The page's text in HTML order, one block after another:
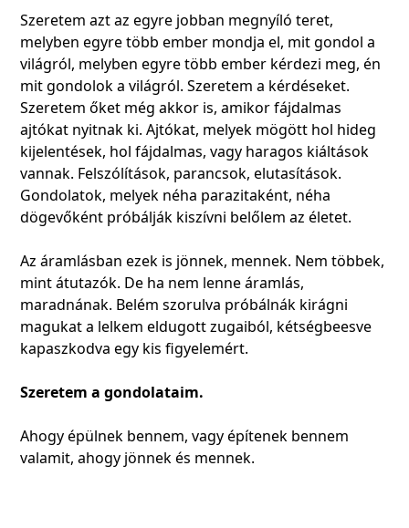
Szeretem azt az egyre jobban megnyíló teret,
melyben egyre több ember mondja el, mit gondol a
világról, melyben egyre több ember kérdezi meg, én
mit gondolok a világról. Szeretem a kérdéseket.
Szeretem őket még akkor is, amikor fájdalmas
ajtókat nyitnak ki. Ajtókat, melyek mögött hol hideg
kijelentések, hol fájdalmas, vagy haragos kiáltások
vannak. Felszólítások, parancsok, elutasítások.
Gondolatok, melyek néha parazitaként, néha
dögevőként próbálják kiszívni belőlem az életet.
Az áramlásban ezek is jönnek, mennek. Nem többek,
mint átutazók. De ha nem lenne áramlás,
maradnának. Belém szorulva próbálnák kirágni
magukat a lelkem eldugott zugaiból, kétségbeesve
kapaszkodva egy kis figyelemért.
Szeretem a gondolataim.
Ahogy épülnek bennem, vagy építenek bennem
valamit, ahogy jönnek és mennek.